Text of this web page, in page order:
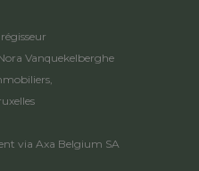
Vanquekelberghe
via Axa Belgium SA